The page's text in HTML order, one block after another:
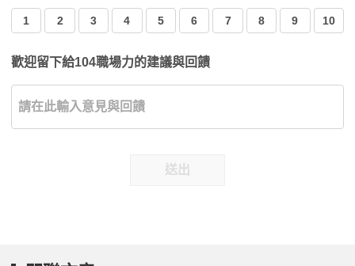
1 2 3 4 5 6 7 8 9 10
歡迎留下給104職場力的建議與回饋
送出